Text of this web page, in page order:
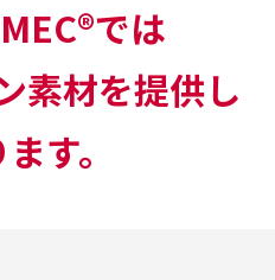
では
素材を提供し
す。